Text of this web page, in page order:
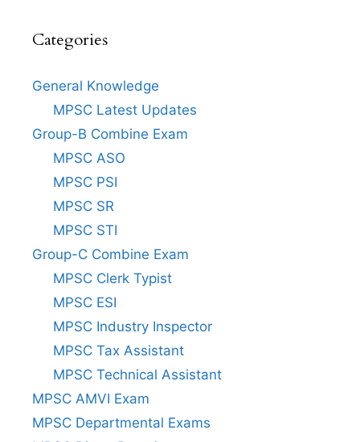
Categories
General Knowledge
MPSC Latest Updates
Group-B Combine Exam
MPSC ASO
MPSC PSI
MPSC SR
MPSC STI
Group-C Combine Exam
MPSC Clerk Typist
MPSC ESI
MPSC Industry Inspector
MPSC Tax Assistant
MPSC Technical Assistant
MPSC AMVI Exam
MPSC Departmental Exams